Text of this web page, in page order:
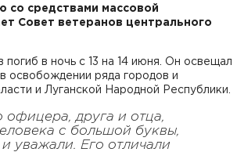
со средствами массовой
Совет ветеранов центрального
в ночь с 13 на 14 июня. Он освещал
освобождении ряда городов и
и Луганской Народной Республики.
офицера, друга и отца,
с большой буквы,
уважали. Его отличали